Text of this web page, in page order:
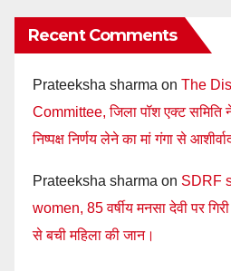
Recent Comments
Prateeksha sharma on The
Committee, जिला पॉश एक्ट
निष्पक्ष निर्णय लेने का मां गंगा से
Prateeksha sharma on SDRF
women, 85 वर्षीय मनसा देवी पर
से बची महिला की जान।